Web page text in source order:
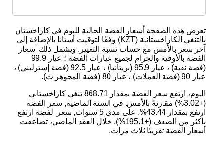
تعرض هذه الصفحة أسعار الفضة الحالية لليوم في كازاخستان
بالتنغي الكازاخستانية (KZT) وفقًا لتوقيت أستانا بالإضافة إلى
آخر سعر بالأمس مع حساب نسبة التغيير. ويشمل ذلك أسعار
الفضة بالأوقية والجرام لجميع عيارات الفضة ؛ عيار 99.9
(فضة نقية) ، عيار 95.9 (بريتانيا) ، عيار 92.5 (فضة إسترليني) ،
عيار 90 (فضة العملات) ، عيار 80 (فضة المجوهرات).
اليوم، ارتفع سعر الفضة بمقدار 868.71 تنغي كازاخستاني
(+3.02%) مقارنةً بالأمس. في السنة الماضية, سعر الفضة
ارتفع بمقدار 43.44%. على مدى 5 سنوات, سعر الفضة ارتفع
بأكثر من الضعف (+195.1%). خلال العقد الماضي، تضاعفت
أسعار الفضة تقريبًا ثلاث مرات.